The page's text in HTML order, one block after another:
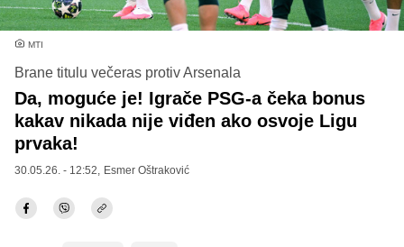
MTI
Brane titulu večeras protiv Arsenala
Da, moguće je! Igrače PSG-a čeka bonus
kakav nikada nije viđen ako osvoje Ligu
prvaka!
30.05.26. - 12:52, Esmer Oštraković